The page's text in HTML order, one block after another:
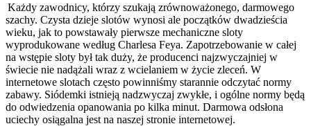
Każdy zawodnicy, którzy szukają zrównoważonego, darmowego
szachy. Czysta dzieje slotów wynosi ale początków dwadzieścia
wieku, jak to powstawały pierwsze mechaniczne sloty
wyprodukowane według Charlesa Feya. Zapotrzebowanie w całej
na wstępie sloty był tak duży, że producenci najzwyczajniej w
świecie nie nadążali wraz z wcielaniem w życie zleceń. W
internetowe slotach często powinniśmy starannie odczytać normy
zabawy. Siódemki istnieją nadzwyczaj zwykłe, i ogólne normy będą
do odwiedzenia opanowania po kilka minut. Darmowa odsłona
uciechy osiągalna jest na naszej stronie internetowej.